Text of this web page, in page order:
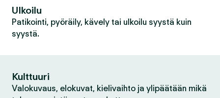
Ulkoilu
Patikointi, pyöräily, kävely tai ulkoilu syystä kuin
syystä.
Kulttuuri
Valokuvaus, elokuvat, kielivaihto ja ylipäätään mikä